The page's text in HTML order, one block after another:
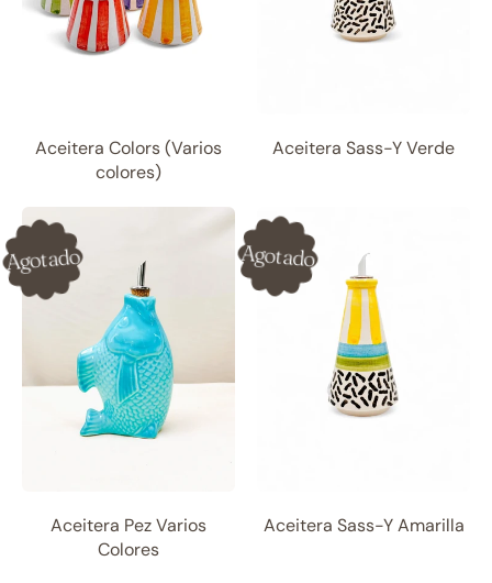
Aceitera Colors (Varios
colores)
Aceitera Sass-Y Verde
Aceitera Pez Varios
Colores
Agotado
Aceitera Sass-Y Amarilla
Agotado